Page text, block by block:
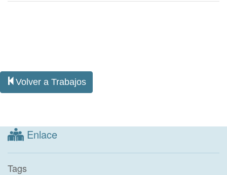
Volver a Trabajos
Enlace
Tags